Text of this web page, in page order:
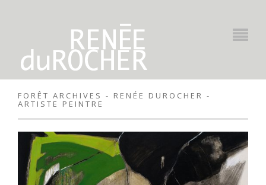
FORÊT ARCHIVES - RENÉE DUROCHER -
ARTISTE PEINTRE